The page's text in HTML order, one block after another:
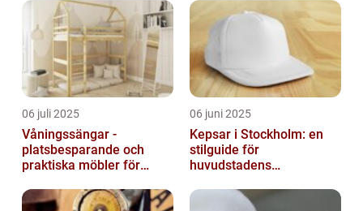
06 juli 2025
Våningssängar -
platsbesparande och
praktiska möbler för
06 juni 2025
Kepsar i Stockholm: en
stilguide för
huvudstadens